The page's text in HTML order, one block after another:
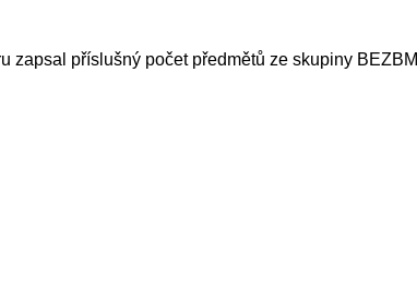
zapsal příslušný počet předmětů ze skupiny BEZBM